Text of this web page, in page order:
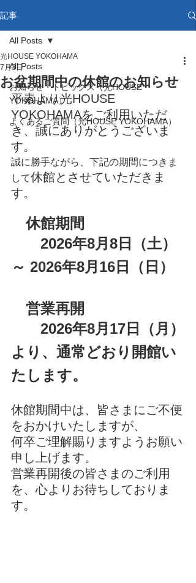
記事
All Posts
お知らせ・トピックス（光HOUSE
YOKOHAMA）
よくあるご質問（光HOUSE YOKOHAMA）
All Posts
お盆期間中の休館のお知らせ
光HOUSE YOKOHAMA
7月3日
平素より光HOUSE
YOKOHAMAをご利用いただ
き、誠にありがとうございま
す。
誠に勝手ながら、下記の期間につきま
して休館とさせていただきま
す。
休館期間
2026年8月8日（土）
～ 2026年8月16日（日）
営業再開
2026年8月17日（月）
より、通常どおり開館い
たします。
休館期間中は、皆さまにご不便
をおかけいたしますが、
何卒ご理解賜りますようお願い
申し上げます。
営業再開後の皆さまのご利用
を、心よりお待ちしておりま
す。